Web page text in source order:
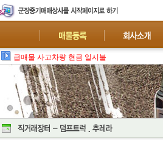
급매물 사고차량 현금 일시불 매입 : 폐차-수